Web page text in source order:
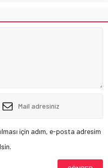
için adım, e-posta adresim